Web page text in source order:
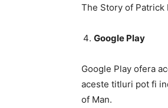
The Story of Patrick
Google Play
Google Play ofera
aceste titluri pot fi
of Man.